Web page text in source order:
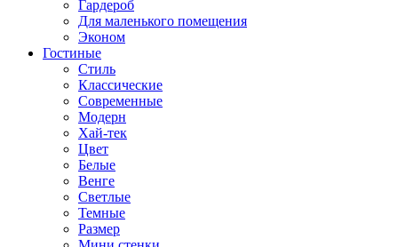
Гардероб
Для маленького помещения
Эконом
Гостиные
Стиль
Классические
Современные
Модерн
Хай-тек
Цвет
Белые
Венге
Светлые
Темные
Размер